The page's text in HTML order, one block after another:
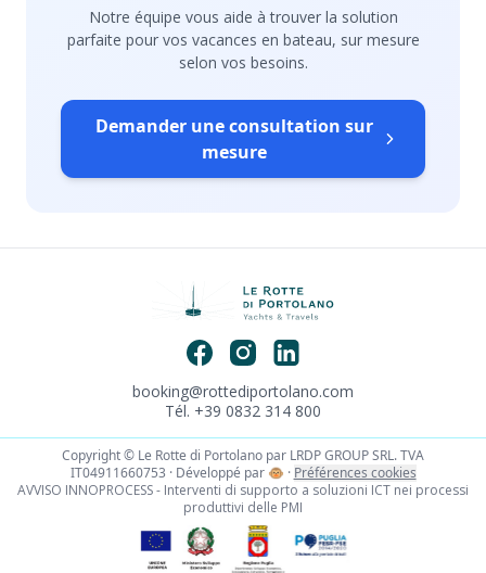
Notre équipe vous aide à trouver la solution
parfaite pour vos vacances en bateau, sur mesure
selon vos besoins.
Demander une consultation sur
mesure
booking@rottediportolano.com
Tél. +39 0832 314 800
Copyright © Le Rotte di Portolano par LRDP GROUP SRL. TVA
IT04911660753 · Développé par 🐵 · Préférences cookies
AVVISO INNOPROCESS - Interventi di supporto a soluzioni ICT nei processi
produttivi delle PMI